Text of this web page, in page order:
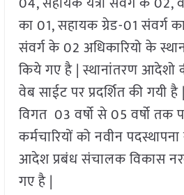
का 01, सहायक ग्रेड-01 संवर्ग
संवर्ग के 02 अधिकारियो के
किये गए है | स्थानांतरण आदेशो
वेब साईट पर प्रदर्शित की गयी
विगत 03 वर्षो से 05 वर्षो तक
कर्मचारियों को नवीन
आदेश प्रबंध संचालक विकास
गए है |